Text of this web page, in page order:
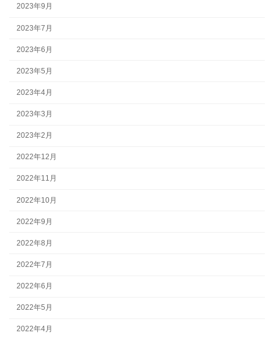
2023年9月
2023年7月
2023年6月
2023年5月
2023年4月
2023年3月
2023年2月
2022年12月
2022年11月
2022年10月
2022年9月
2022年8月
2022年7月
2022年6月
2022年5月
2022年4月